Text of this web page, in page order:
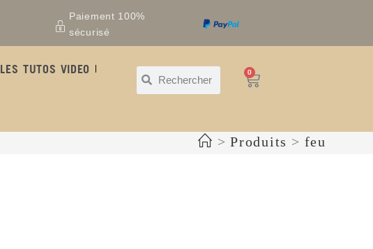
Paiement 100%
sécurisé
LES TUTOS VIDEO
0
> Produits > feu